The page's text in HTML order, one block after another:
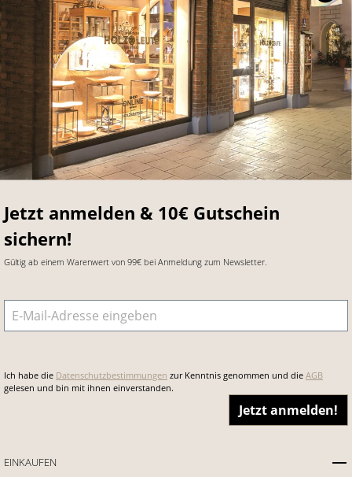
Jetzt anmelden & 10€ Gutschein
sichern!
Gültig ab einem Warenwert von 99€ bei Anmeldung zum Newsletter.
E-Mail-Adresse
Ich habe die Datenschutzbestimmungen zur Kenntnis genommen und die AGB
gelesen und bin mit ihnen einverstanden.
Jetzt anmelden!
EINKAUFEN